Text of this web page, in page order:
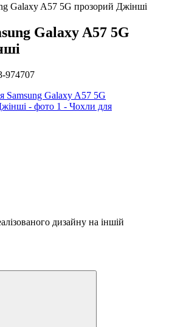
Galaxy A57 5G прозорий Джінші
Galaxy A57 5G
974707
дизайну на іншій